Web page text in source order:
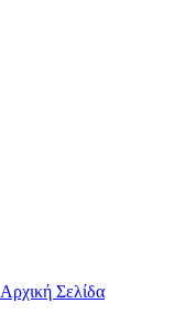
Αρχική Σελίδα